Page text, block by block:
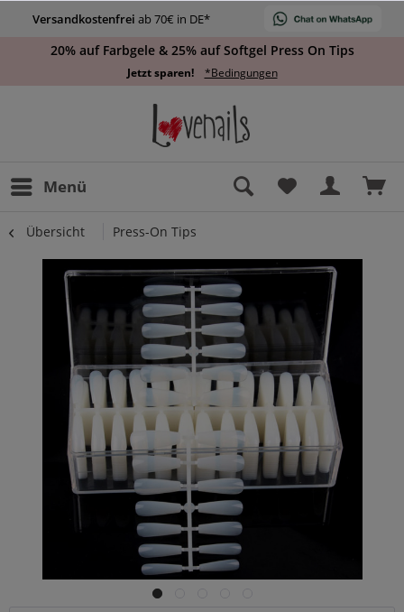
Versandkostenfrei ab 70€ in DE*
20% auf Farbgele & 25% auf Softgel Press On Tips
Jetzt sparen! *Bedingungen
Menü
Übersicht Press-On Tips